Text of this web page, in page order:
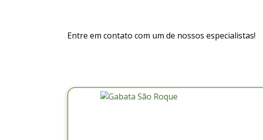
Entre em contato com um de nossos especialistas!